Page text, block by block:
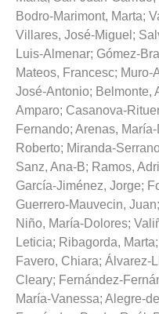
Bodro-Marimont, Marta;
Villares, José-Miguel ;
Luis-Almenar; Gómez-
Mateos, Francesc; Muro-
José-Antonio; Belmonte,
Amparo; Casanova-
Fernando; Arenas,
Roberto; Miranda-
Sanz, Ana-B; Ramos,
García-Jiménez, Jorge;
Guerrero-Mauvecin, Juan;
Niño, María-Dolores;
Leticia; Ribagorda, Marta;
Favero, Chiara; Álvarez-
Cleary; Fernández-
María-Vanessa; Alegre-